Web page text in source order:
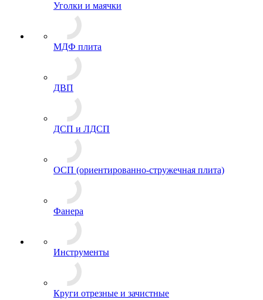
Уголки и маячки
МДФ плита
ДВП
ДСП и ЛДСП
ОСП (ориентированно-стружечная плита)
Фанера
Инструменты
Круги отрезные и зачистные